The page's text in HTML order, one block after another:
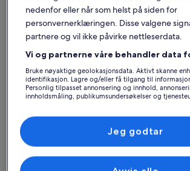
Finn det rette stedet for deg
Hus
Søk etter hus
Leilighet
Søk etter
nedenfor eller når som helst på siden for
personvernerklæringen. Disse valgene
partnere og vil ikke påvirke nettleserdata.
Vi og partnerne våre behandler data
Bruke nøyaktige geolokasjonsdata. Aktivt skanne
identifikasjon. Lagre og/eller få tilgang til
Personlig tilpasset annonsering og innhold,
innholdsmåling, publikumsundersøkelser og
Jeg godtar